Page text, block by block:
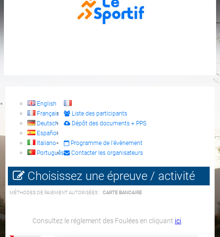
English
Français
Deutsch
Español
Italiano
Português
Liste des participants
Dépôt des documents + PPS
Programme de l'évènement
Contacter les organisateurs
Choisissez une épreuve / activité
MÉTHODES DE PAIEMENT AUTORISÉES : CARTE BANCAIRE
Consultez le réglement des Foulées en cliquant ici